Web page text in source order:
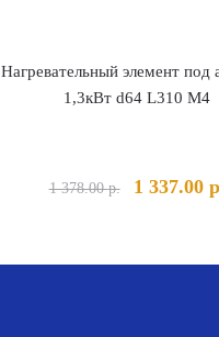
Нагревательный элемент под
1,3кВт d64 L310 M4
1 378.00р.
1
1 337.00